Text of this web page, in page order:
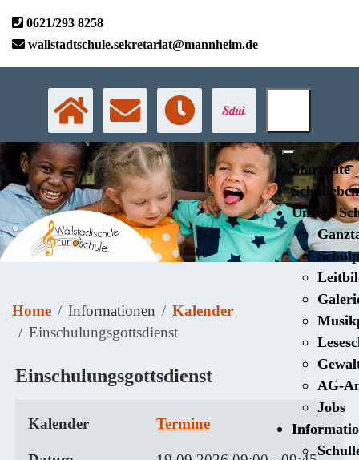
0621/293 8258
wallstadtschule.sekretariat@mannheim.de
Startseite
Schulleben
Unsere
AG-
Jobs
Home Informationen
Kalender
Einschulungsgottsdienst
Einschulungsgottsdienst
Kalender Termine